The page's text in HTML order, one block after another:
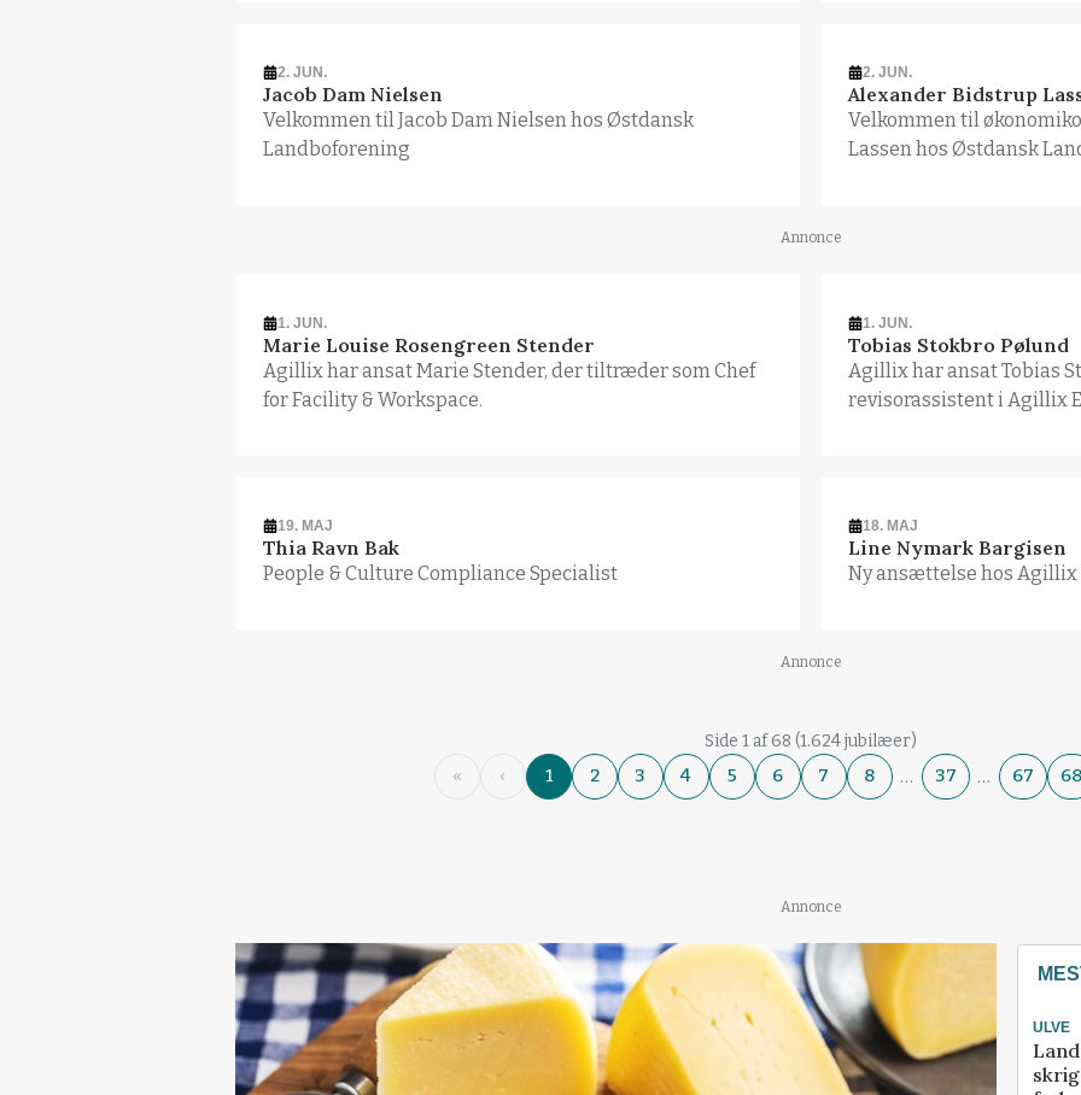
2. JUN.
Jacob Dam Nielsen
Velkommen til Jacob Dam Nielsen hos Østdansk
Landboforening
2. JUN.
Alexander Bidstrup
Velkommen til
Lassen hos Østdansk
Annonce
1. JUN.
Marie Louise Rosengreen Stender
Agillix har ansat Marie Stender, der tiltræder som Chef
for Facility & Workspace.
1. JUN.
Tobias Stokbro Pølund
Agillix har ansat Tobias
revisorassistent i Agillix
19. MAJ
Thia Ravn Bak
People & Culture Compliance Specialist
18. MAJ
Line Nymark Bargisen
Ny ansættelse hos Agillix
Annonce
Side 1 af 68 (1.624 jubilæer)
« ‹ 1 2 3 4 5 6 7 8 … 37 … 67
Annonce
ULVE